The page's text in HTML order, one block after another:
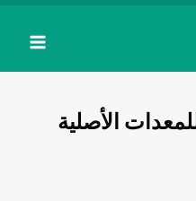
الأصلية